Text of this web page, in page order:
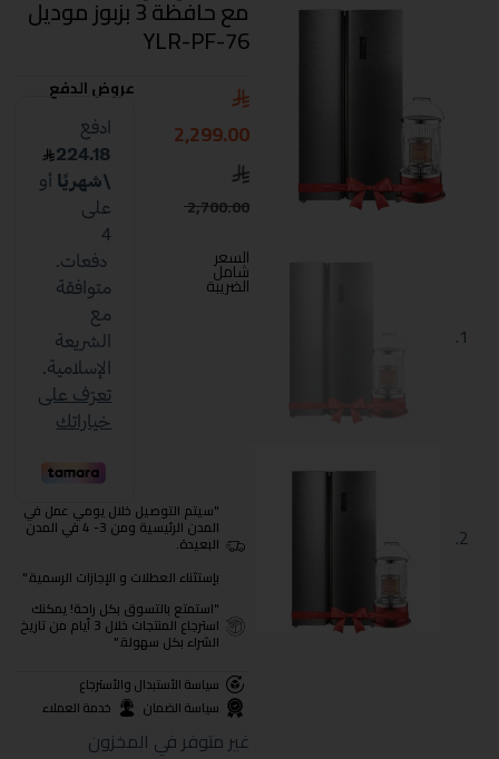
مع حافظة 3 بزبوز موديل
YLR-PF-76
2,700.00
2,299.00
السعر
شامل
الضريبة
عروض الدفع
"سيتم التوصيل خلال يومي عمل في
المدن الرئيسية ومن 3- 4 في المدن
البعيدة.
بإستثناء العطلات و الإجازات الرسمية."
"استمتع بالتسوق بكل راحة! يمكنك
استرجاع المنتجات خلال 3 أيام من تاريخ
الشراء بكل سهولة."
سياسة الأستبدال والأسترجاع
سياسة الضمان
خدمة العملاء
غير متوفر في المخزون